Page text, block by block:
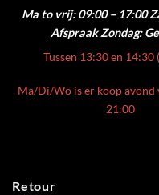
Ma to vrij: 09:00 – 17:00
Afspraak Zondag:
Tussen 13:30 en 14:30
Ma/Di/Wo is er koop avond
21:00
Retour